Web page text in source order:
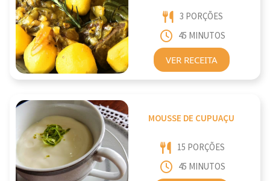
3 PORÇÕES
45 MINUTOS
VER RECEITA
MOUSSE DE CUPUAÇU
15 PORÇÕES
45 MINUTOS